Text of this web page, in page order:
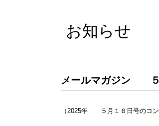
お知らせ
メールマガジン ５
（2025年 ５月１６日号のコン